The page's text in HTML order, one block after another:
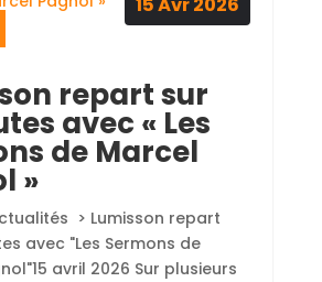
repart sur
avec « Les
de Marcel
»
> Lumisson repart
avec "Les Sermons de
avril 2026 Sur plusieurs
15Avr2026